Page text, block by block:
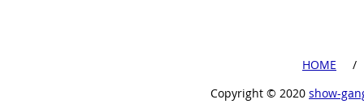
​HOME
​ /
Copyright ©︎ 2020 show-